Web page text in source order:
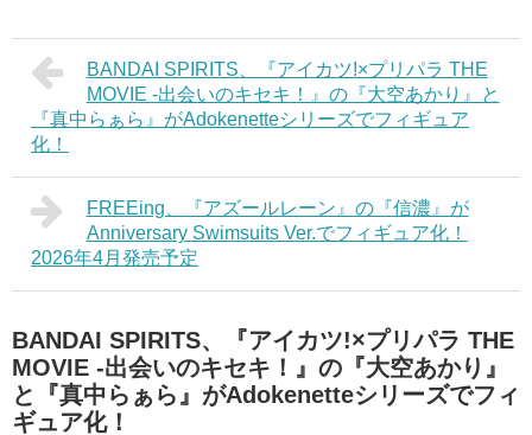
BANDAI SPIRITS、『アイカツ!×プリパラ THE
MOVIE -出会いのキセキ！』の『大空あかり』と
『真中らぁら』がAdokenetteシリーズでフィギュア
化！
FREEing、『アズールレーン』の『信濃』が
Anniversary Swimsuits Ver.でフィギュア化！
2026年4月発売予定
BANDAI SPIRITS、『アイカツ!×プリパラ THE
MOVIE -出会いのキセキ！』の『大空あかり』
と『真中らぁら』がAdokenetteシリーズでフィ
ギュア化！